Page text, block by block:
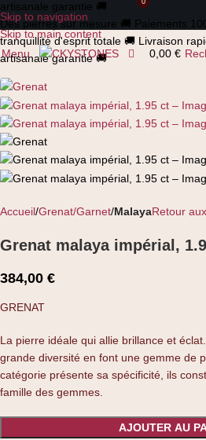
Skip to navigation
Skip to main content
artisanale garantie 🚚
Des pierres sur mesure 🚚 Paiements
tranquillité d'esprit totale 🚚 Livraison
artisanale garantie🚚
Menu
0
0,00 €
Accueil Grenat/Garnet MalayaRetour
Grenat malaya impérial,
384,00 €
GRENAT
La pierre idéale qui allie brillance et
grande diversité en font une gemme de
catégorie présente sa spécificité, ils
famille des gemmes.
AJOUTER AU
0